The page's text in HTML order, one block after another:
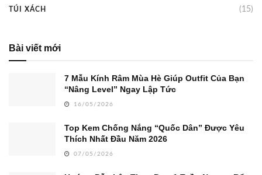
TÚI XÁCH (15)
Bài viết mới
7 Mẫu Kính Râm Mùa Hè Giúp Outfit Của Bạn
“Nâng Level” Ngay Lập Tức
16/05/2026
Top Kem Chống Nắng “Quốc Dân” Được Yêu
Thích Nhất Đầu Năm 2026
07/05/2026